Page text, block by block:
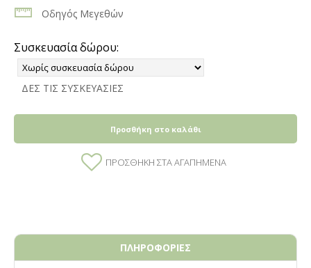
Οδηγός Μεγεθών
Συσκευασία δώρου:
ΔΕΣ ΤΙΣ ΣΥΣΚΕΥΑΣΙΕΣ
Προσθήκη στο καλάθι
ΠΡΟΣΘΉΚΗ ΣΤΑ ΑΓΑΠΗΜΈΝΑ
ΠΛΗΡΟΦΟΡΙΕΣ